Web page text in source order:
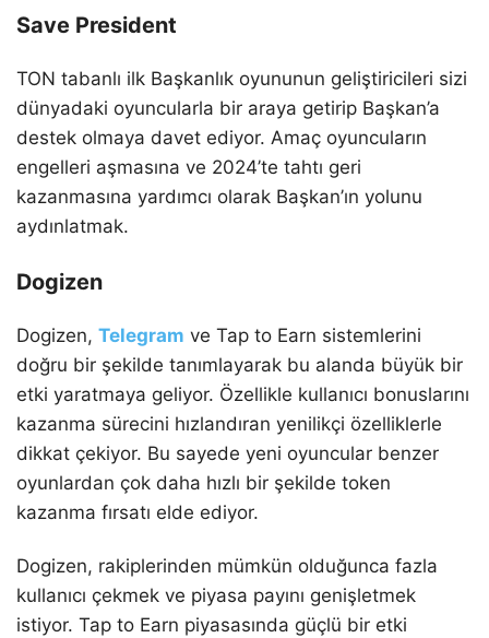
Save President
TON tabanlı ilk Başkanlık oyununun geliştiricileri sizi
dünyadaki oyuncularla bir araya getirip Başkan’a
destek olmaya davet ediyor. Amaç oyuncuların
engelleri aşmasına ve 2024’te tahtı geri
kazanmasına yardımcı olarak Başkan’ın yolunu
aydınlatmak.
Dogizen
Dogizen, Telegram ve Tap to Earn sistemlerini
doğru bir şekilde tanımlayarak bu alanda büyük bir
etki yaratmaya geliyor. Özellikle kullanıcı bonuslarını
kazanma sürecini hızlandıran yenilikçi özelliklerle
dikkat çekiyor. Bu sayede yeni oyuncular benzer
oyunlardan çok daha hızlı bir şekilde token
kazanma fırsatı elde ediyor.
Dogizen, rakiplerinden mümkün olduğunca fazla
kullanıcı çekmek ve piyasa payını genişletmek
istiyor. Tap to Earn piyasasında güçlü bir etki